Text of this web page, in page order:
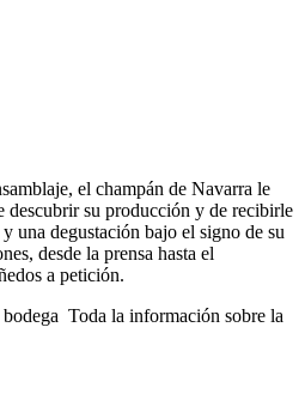
el champán de Navarra le
descubrir su producción y de recibirle
una degustación bajo el signo de su
desde la prensa hasta el
a petición.
Toda la información sobre la